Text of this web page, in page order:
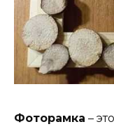
Фоторамка –